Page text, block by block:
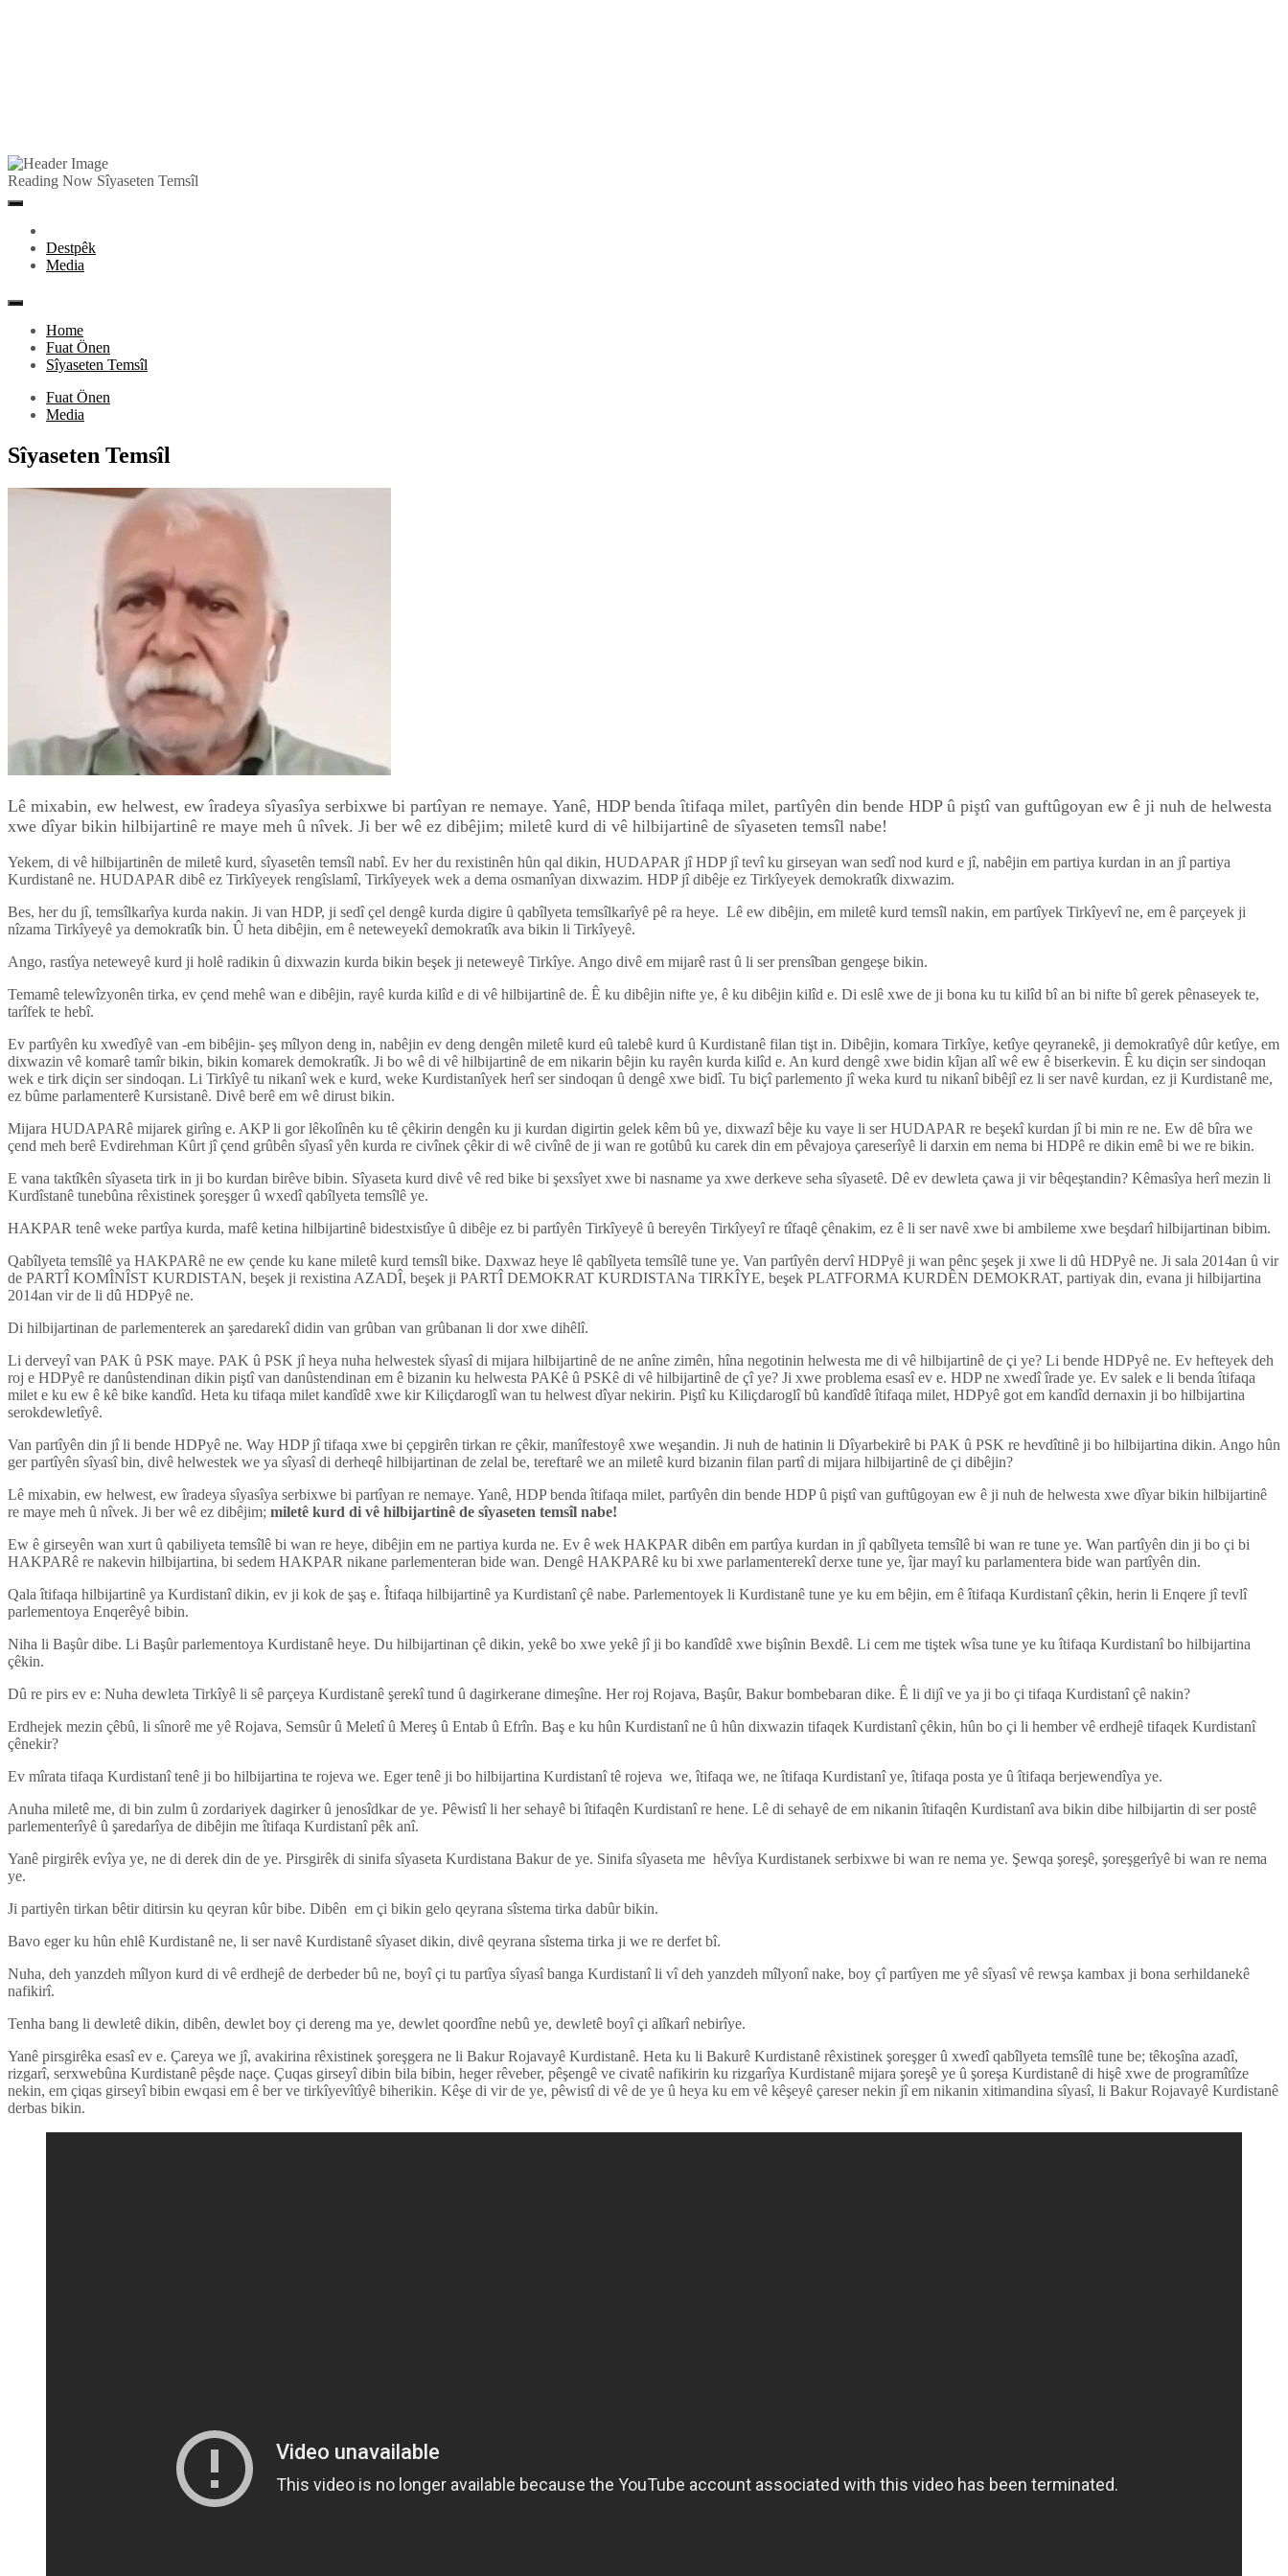
Skip
to
content
Pêlkurd
Reading Now Sîyaseten Temsîl
Primary
Destpêk
Media
Home
Fuat Önen
Sîyaseten Temsîl
Fuat Önen
Media
Sîyaseten Temsîl
Lê mixabin, ew helwest, ew îradeya sîyasîya serbixwe bi partîyan re nemaye. Yanê, HDP benda îtifaqa milet, partîyên din bende HDP û piştî van guftûgoyan ew ê ji nuh de helwesta
xwe dîyar bikin hilbijartinê re maye meh û nîvek. Ji ber wê ez dibêjim; miletê kurd di vê hilbijartinê de sîyaseten temsîl nabe!
Yekem, di vê hilbijartinên de miletê kurd, sîyasetên temsîl nabî. Ev her du rexistinên hûn qal dikin, HUDAPAR jî HDP jî tevî ku girseyan wan sedî nod kurd e jî, nabêjin em partiya kurdan in an jî partiya
Kurdistanê ne. HUDAPAR dibê ez Tirkîyeyek rengîslamî, Tirkîyeyek wek a dema osmanîyan dixwazim. HDP jî dibêje ez Tirkîyeyek demokratîk dixwazim.
Bes, her du jî, temsîlkarîya kurda nakin. Ji van HDP, ji sedî çel dengê kurda digire û qabîlyeta temsîlkarîyê pê ra heye. Lê ew dibêjin, em miletê kurd temsîl nakin, em partîyek Tirkîyevî ne, em ê parçeyek ji
nîzama Tirkîyeyê ya demokratîk bin. Û heta dibêjin, em ê neteweyekî demokratîk ava bikin li Tirkîyeyê.
Ango, rastîya neteweyê kurd ji holê radikin û dixwazin kurda bikin beşek ji neteweyê Tirkîye. Ango divê em mijarê rast û li ser prensîban gengeşe bikin.
Temamê telewîzyonên tirka, ev çend mehê wan e dibêjin, rayê kurda kilîd e di vê hilbijartinê de. Ê ku dibêjin nifte ye, ê ku dibêjin kilîd e. Di eslê xwe de ji bona ku tu kilîd bî an bi nifte bî gerek pênaseyek te,
tarîfek te hebî.
Ev partîyên ku xwedîyê van -em bibêjin- şeş mîlyon deng in, nabêjin ev deng dengên miletê kurd eû talebê kurd û Kurdistanê filan tişt in. Dibêjin, komara Tirkîye, ketîye qeyranekê, ji demokratîyê dûr ketîye, em
dixwazin vê komarê tamîr bikin, bikin komarek demokratîk. Ji bo wê di vê hilbijartinê de em nikarin bêjin ku rayên kurda kilîd e. An kurd dengê xwe bidin kîjan alî wê ew ê biserkevin. Ê ku diçin ser sindoqan
wek e tirk diçin ser sindoqan. Li Tirkîyê tu nikanî wek e kurd, weke Kurdistanîyek herî ser sindoqan û dengê xwe bidî. Tu biçî parlemento jî weka kurd tu nikanî bibêjî ez li ser navê kurdan, ez ji Kurdistanê me,
ez bûme parlamenterê Kursistanê. Divê berê em wê dirust bikin.
Mijara HUDAPARê mijarek girîng e. AKP li gor lêkolînên ku tê çêkirin dengên ku ji kurdan digirtin gelek kêm bû ye, dixwazî bêje ku vaye li ser HUDAPAR re beşekî kurdan jî bi min re ne. Ew dê bîra we
çend meh berê Evdirehman Kûrt jî çend grûbên sîyasî yên kurda re civînek çêkir di wê civînê de ji wan re gotûbû ku carek din em pêvajoya çareserîyê li darxin em nema bi HDPê re dikin emê bi we re bikin.
E vana taktîkên sîyaseta tirk in ji bo kurdan birêve bibin. Sîyaseta kurd divê vê red bike bi şexsîyet xwe bi nasname ya xwe derkeve seha sîyasetê. Dê ev dewleta çawa ji vir bêqeştandin? Kêmasîya herî mezin li
Kurdîstanê tunebûna rêxistinek şoreşger û wxedî qabîlyeta temsîlê ye.
HAKPAR tenê weke partîya kurda, mafê ketina hilbijartinê bidestxistîye û dibêje ez bi partîyên Tirkîyeyê û bereyên Tirkîyeyî re tîfaqê çênakim, ez ê li ser navê xwe bi ambileme xwe beşdarî hilbijartinan bibim.
Qabîlyeta temsîlê ya HAKPARê ne ew çende ku kane miletê kurd temsîl bike. Daxwaz heye lê qabîlyeta temsîlê tune ye. Van partîyên dervî HDPyê ji wan pênc şeşek ji xwe li dû HDPyê ne. Ji sala 2014an û vir
de PARTÎ KOMÎNÎST KURDISTAN, beşek ji rexistina AZADÎ, beşek ji PARTÎ DEMOKRAT KURDISTANa TIRKÎYE, beşek PLATFORMA KURDÊN DEMOKRAT, partiyak din, evana ji hilbijartina
2014an vir de li dû HDPyê ne.
Di hilbijartinan de parlementerek an şaredarekî didin van grûban van grûbanan li dor xwe dihêlî.
Li derveyî van PAK û PSK maye. PAK û PSK jî heya nuha helwestek sîyasî di mijara hilbijartinê de ne anîne zimên, hîna negotinin helwesta me di vê hilbijartinê de çi ye? Li bende HDPyê ne. Ev hefteyek deh
roj e HDPyê re danûstendinan dikin piştî van danûstendinan em ê bizanin ku helwesta PAKê û PSKê di vê hilbijartinê de çî ye? Ji xwe problema esasî ev e. HDP ne xwedî îrade ye. Ev salek e li benda îtifaqa
milet e ku ew ê kê bike kandîd. Heta ku tifaqa milet kandîdê xwe kir Kiliçdaroglî wan tu helwest dîyar nekirin. Piştî ku Kiliçdaroglî bû kandîdê îtifaqa milet, HDPyê got em kandîd dernaxin ji bo hilbijartina
serokdewletîyê.
Van partîyên din jî li bende HDPyê ne. Way HDP jî tifaqa xwe bi çepgirên tirkan re çêkir, manîfestoyê xwe weşandin. Ji nuh de hatinin li Dîyarbekirê bi PAK û PSK re hevdîtinê ji bo hilbijartina dikin. Ango hûn
ger partîyên sîyasî bin, divê helwestek we ya sîyasî di derheqê hilbijartinan de zelal be, tereftarê we an miletê kurd bizanin filan partî di mijara hilbijartinê de çi dibêjin?
Lê mixabin, ew helwest, ew îradeya sîyasîya serbixwe bi partîyan re nemaye. Yanê, HDP benda îtifaqa milet, partîyên din bende HDP û piştî van guftûgoyan ew ê ji nuh de helwesta xwe dîyar bikin hilbijartinê
re maye meh û nîvek. Ji ber wê ez dibêjim; miletê kurd di vê hilbijartinê de sîyaseten temsîl nabe!
Ew ê girseyên wan xurt û qabiliyeta temsîlê bi wan re heye, dibêjin em ne partiya kurda ne. Ev ê wek HAKPAR dibên em partîya kurdan in jî qabîlyeta temsîlê bi wan re tune ye. Wan partîyên din ji bo çi bi
HAKPARê re nakevin hilbijartina, bi sedem HAKPAR nikane parlementeran bide wan. Dengê HAKPARê ku bi xwe parlamenterekî derxe tune ye, îjar mayî ku parlamentera bide wan partîyên din.
Qala îtifaqa hilbijartinê ya Kurdistanî dikin, ev ji kok de şaş e. Îtifaqa hilbijartinê ya Kurdistanî çê nabe. Parlementoyek li Kurdistanê tune ye ku em bêjin, em ê îtifaqa Kurdistanî çêkin, herin li Enqere jî tevlî
parlementoya Enqerêyê bibin.
Niha li Başûr dibe. Li Başûr parlementoya Kurdistanê heye. Du hilbijartinan çê dikin, yekê bo xwe yekê jî ji bo kandîdê xwe bişînin Bexdê. Li cem me tiştek wîsa tune ye ku îtifaqa Kurdistanî bo hilbijartina
çêkin.
Dû re pirs ev e: Nuha dewleta Tirkîyê li sê parçeya Kurdistanê şerekî tund û dagirkerane dimeşîne. Her roj Rojava, Başûr, Bakur bombebaran dike. Ê li dijî ve ya ji bo çi tifaqa Kurdistanî çê nakin?
Erdhejek mezin çêbû, li sînorê me yê Rojava, Semsûr û Meletî û Mereş û Entab û Efrîn. Baş e ku hûn Kurdistanî ne û hûn dixwazin tifaqek Kurdistanî çêkin, hûn bo çi li hember vê erdhejê tifaqek Kurdistanî
çênekir?
Ev mîrata tifaqa Kurdistanî tenê ji bo hilbijartina te rojeva we. Eger tenê ji bo hilbijartina Kurdistanî tê rojeva we, îtifaqa we, ne îtifaqa Kurdistanî ye, îtifaqa posta ye û îtifaqa berjewendîya ye.
Anuha miletê me, di bin zulm û zordariyek dagirker û jenosîdkar de ye. Pêwistî li her sehayê bi îtifaqên Kurdistanî re hene. Lê di sehayê de em nikanin îtifaqên Kurdistanî ava bikin dibe hilbijartin di ser postê
parlementerîyê û şaredarîya de dibêjin me îtifaqa Kurdistanî pêk anî.
Yanê pirgirêk evîya ye, ne di derek din de ye. Pirsgirêk di sinifa sîyaseta Kurdistana Bakur de ye. Sinifa sîyaseta me hêvîya Kurdistanek serbixwe bi wan re nema ye. Şewqa şoreşê, şoreşgerîyê bi wan re nema
ye.
Ji partiyên tirkan bêtir ditirsin ku qeyran kûr bibe. Dibên em çi bikin gelo qeyrana sîstema tirka dabûr bikin.
Bavo eger ku hûn ehlê Kurdistanê ne, li ser navê Kurdistanê sîyaset dikin, divê qeyrana sîstema tirka ji we re derfet bî.
Nuha, deh yanzdeh mîlyon kurd di vê erdhejê de derbeder bû ne, boyî çi tu partîya sîyasî banga Kurdistanî li vî deh yanzdeh mîlyonî nake, boy çî partîyen me yê sîyasî vê rewşa kambax ji bona serhildanekê
nafikirî.
Tenha bang li dewletê dikin, dibên, dewlet boy çi dereng ma ye, dewlet qoordîne nebû ye, dewletê boyî çi alîkarî nebirîye.
Yanê pirsgirêka esasî ev e. Çareya we jî, avakirina rêxistinek şoreşgera ne li Bakur Rojavayê Kurdistanê. Heta ku li Bakurê Kurdistanê rêxistinek şoreşger û xwedî qabîlyeta temsîlê tune be; têkoşîna azadî,
rizgarî, serxwebûna Kurdistanê pêşde naçe. Çuqas girseyî dibin bila bibin, heger rêveber, pêşengê ve civatê nafikirin ku rizgarîya Kurdistanê mijara şoreşê ye û şoreşa Kurdistanê di hişê xwe de programîtîze
nekin, em çiqas girseyî bibin ewqasi em ê ber ve tirkîyevîtîyê biherikin. Kêşe di vir de ye, pêwistî di vê de ye û heya ku em vê kêşeyê çareser nekin jî em nikanin xitimandina sîyasî, li Bakur Rojavayê Kurdistanê
derbas bikin.